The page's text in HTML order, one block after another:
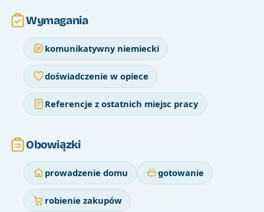
Wymagania
komunikatywny niemiecki
doświadczenie w opiece
Referencje z ostatnich miejsc pracy
Obowiązki
prowadzenie domu gotowanie
robienie zakupów